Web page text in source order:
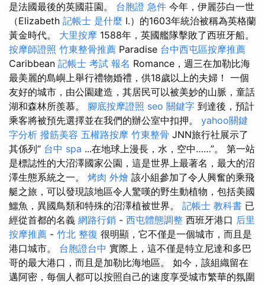
是法國最後的英國莊園。 台胞證 急件 今年，伊麗莎白一世
（Elizabeth 記帳士 是什麼 I.）的1603年統治被稱為英格蘭
黃金時代。 大里按摩 1588年，英國艦隊擊敗了西班牙船。
按摩師證照 竹東整骨推薦 Paradise 台中西屯區按摩推薦
Caribbean 記帳士 考試 報名 Romance，週三在加勒比海
最美麗的島嶼上舉行禮物婚禮，供18歲以上的夫婦！ 一個
友好的城市，由公園建造，其居民可以被美妙的山脈，童話
湖和森林所羨慕。 腳底按摩證照 seo 關鍵字 到達後，預計
乘客將被預先選擇並在我們的辦公室中扣押。 yahoo關鍵
字分析 撥筋美容 五權路按摩 竹東整骨 JNN旅行社展示了
其係列“ 台中 spa ...在地球上漫長，水，空中……”。 第一站
是標誌性的大沼澤國家公園，這是世界上最著名，最大的沼
澤生態系統之一。 烤肉 外燴 該小組參加了令人興奮的乘飛
艇之旅，可以發現該地區令人驚嘆的野生動植物，包括美國
鱷魚，異國鳥類和特殊的沼澤植被世界。 記帳士 教科書 已
經從首都的名義 網路行銷 - 西屯體態調整 西班牙港口 后里
按摩推薦 - 竹北 整復 很明顯，它不僅是一個城市，而且是
港口城市。 台胞證台中 實際上，這不僅是特立尼達和多巴
哥的最大港口，而且是加勒比海地區。 如今，該組織留在
邁阿密，每個人都可以按照自己的速度享受城市繁華的氛圍